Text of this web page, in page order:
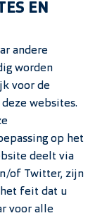
EN
andere
worden
voor de
websites.
op het
deelt via
of Twitter, zijn
het feit dat u
voor alle